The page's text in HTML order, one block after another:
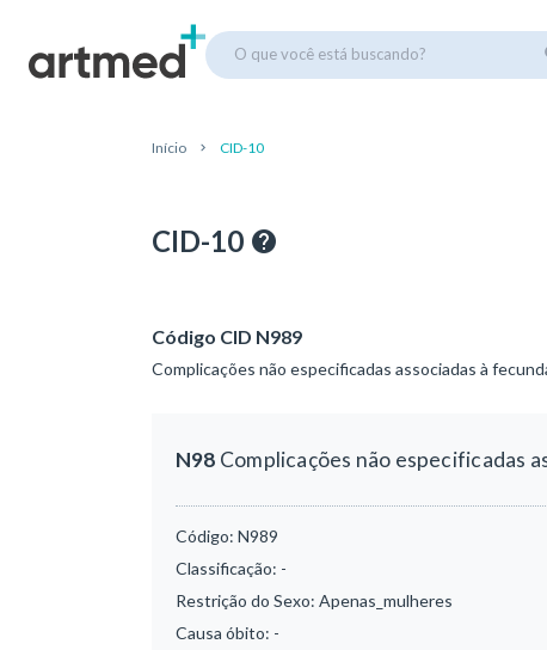
O que você está buscando?
Início CID-10
CID-10
Código CID N989
Complicações não especificadas associadas à
N98 Complicações não especificadas
Código: N989
Classificação: -
Restrição do Sexo: Apenas_mulheres
Causa óbito: -